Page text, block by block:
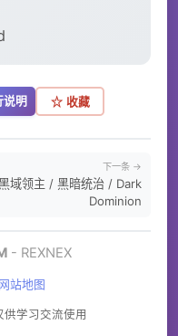
说明 ☆ 收藏
下一条 →
域领主 / 黑暗统治 / Dark
Dominion
- REXNEX
网站地图
学习交流使用